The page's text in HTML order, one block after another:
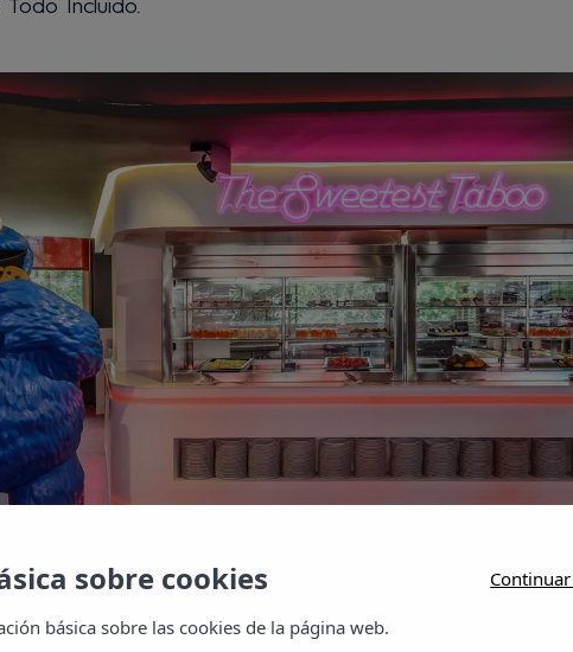
Incluido.
sobre cookies
básica sobre las cookies de la página web.